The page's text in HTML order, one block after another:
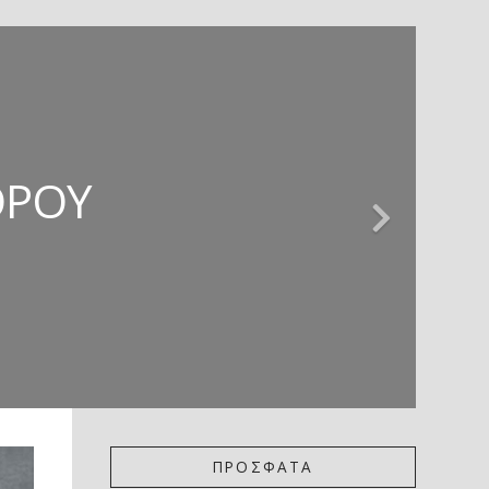
* ΚΡΙΤΙΚΉ
ΠΡΟΣΦΑΤΑ